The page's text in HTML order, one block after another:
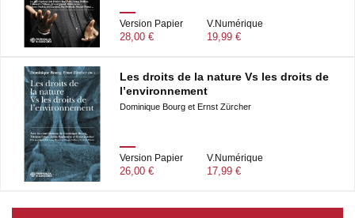
Version Papier
28,00 €
V.Numérique
19,99 €
Les droits de la nature Vs les droits de
l’environnement
Dominique Bourg et Ernst Zürcher
Version Papier
26,00 €
V.Numérique
17,99 €